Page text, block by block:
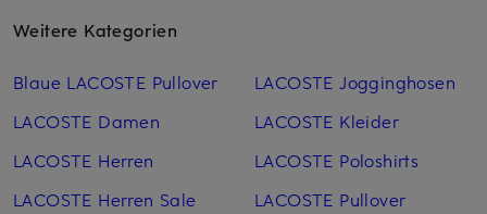
Weitere Kategorien
Blaue LACOSTE Pullover
LACOSTE Damen
LACOSTE Herren
LACOSTE Herren Sale
LACOSTE Jogginghosen
LACOSTE Kleider
LACOSTE Poloshirts
LACOSTE Pullover